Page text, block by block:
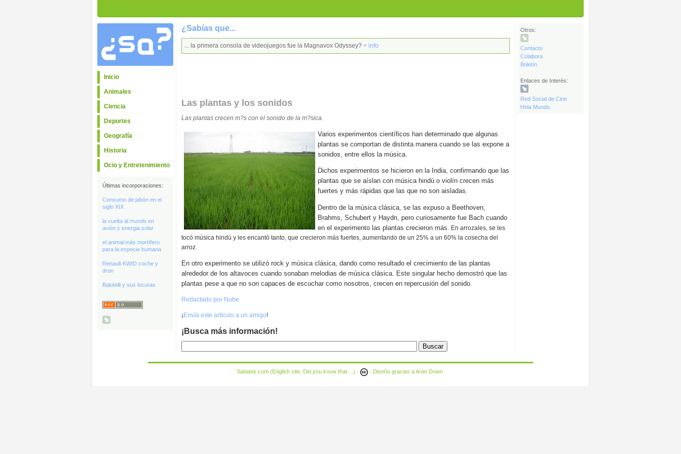
Otros:
Contacto
Colabora
Boletín
Enlaces de Interés:
Red Social de Cine
Hola Mundo
Inicio
Animales
Ciencia
Deportes
Geografía
Historia
Ocio y Entretenimiento
Últimas incorporaciones:
Consumo de jabón en el
siglo XIX
la vuelta al mundo en
avión y energia solar
el animal más mortífero
para la especie humana
Renault KWID coche y
dron
Balotelli y sus locuras
¿Sabías que...
... la primera consola de videojuegos fue la Magnavox Odyssey? + info
Las plantas y los sonidos
Las plantas crecen m?s con el sonido de la m?sica.
Varios experimentos científicos han determinado que algunas
plantas se comportan de distinta manera cuando se las expone a
sonidos, entre ellos la música.
Dichos experimentos se hicieron en la India, confirmando que las
plantas que se aíslan con música hindú o violín crecen más
fuertes y más rápidas que las que no son aisladas.
Dentro de la música clásica, se las expuso a Beethoven,
Brahms, Schubert y Haydn, pero curiosamente fue Bach cuando
en el experimento las plantas crecieron más.
En arrozales, se les
tocó música hindú y les encantó tanto, que crecieron más fuertes, aumentando de un 25% a un 60% la cosecha del
arroz.
En otro experimento se utilizó rock y música clásica, dando como resultado el crecimiento de las plantas
alrededor de los altavoces cuando sonaban melodias de música clásica. Este singular hecho demostró que las
plantas pese a que no son capaces de escuchar como nosotros, crecen en repercusión del sonido.
Redactado por Nube
¡ Envía este artículo a un amigo!
¡Busca más información!
Sabiask.com (English site: Did you know that ...) - - Diseño gracias aAran Down.